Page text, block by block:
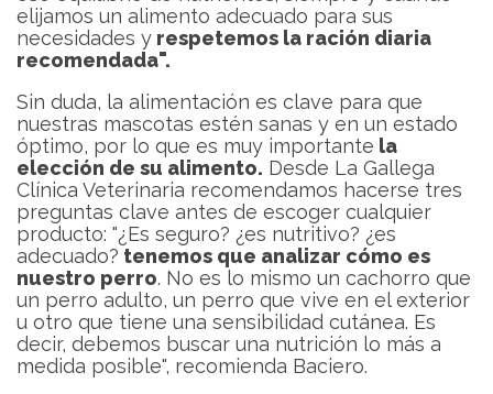
elijamos un alimento adecuado para sus
necesidades y respetemos la ración diaria
recomendada".
Sin duda, la alimentación es clave para que
nuestras mascotas estén sanas y en un estado
óptimo, por lo que es muy importante la
elección de su alimento. Desde La Gallega
Clínica Veterinaria recomendamos hacerse tres
preguntas clave antes de escoger cualquier
producto: "¿Es seguro? ¿es nutritivo? ¿es
adecuado? tenemos que analizar cómo es
nuestro perro. No es lo mismo un cachorro que
un perro adulto, un perro que vive en el exterior
u otro que tiene una sensibilidad cutánea. Es
decir, debemos buscar una nutrición lo más a
medida posible", recomienda Baciero.